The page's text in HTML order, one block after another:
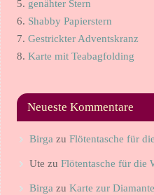
5. genähter Stern
6. Shabby Papierstern
7. Gestrickter Adventskranz
8. Karte mit Teabagfolding
Neueste Kommentare
Birgazu Flötentasche für
Ute zu Flötentasche für die
Birgazu Karte zur